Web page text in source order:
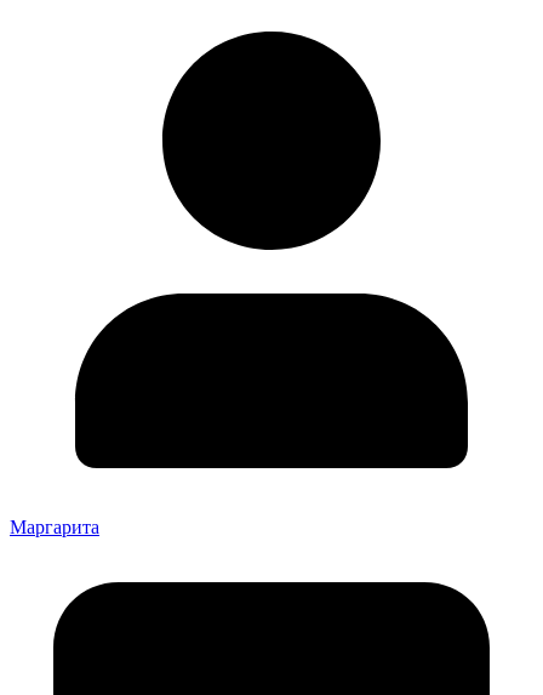
Маргарита